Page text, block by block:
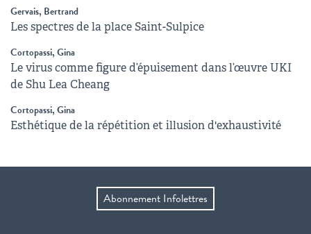
Gervais, Bertrand
Les spectres de la place Saint-Sulpice
Cortopassi, Gina
Le virus comme figure d’épuisement dans l’œuvre UKI
de Shu Lea Cheang
Cortopassi, Gina
Esthétique de la répétition et illusion d'exhaustivité
Abonnement Infolettres